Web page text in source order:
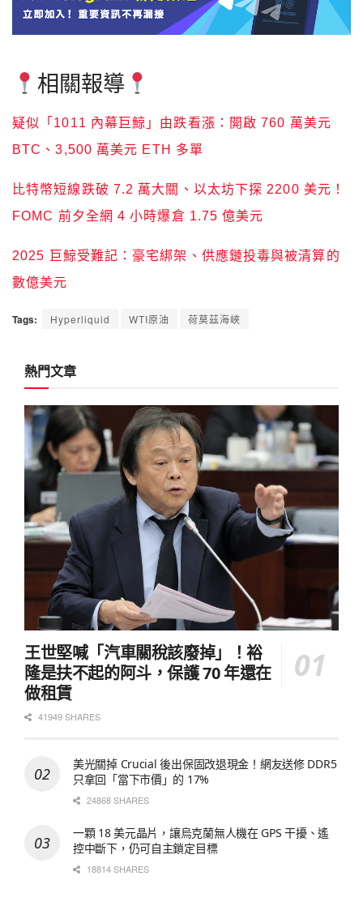
相關報導
疑似「1011 內幕巨鯨」由跌看漲：開啟 760 萬美元
BTC、3,500 萬美元 ETH 多單
比特幣短線跌破 7.2 萬大關、以太坊下探 2200 美元！
FOMC 前夕全網 4 小時爆倉 1.75 億美元
2025 巨鯨受難記：豪宅綁架、供應鏈投毒與被清算的
數億美元
Tags: Hyperliquid WTI原油 荷莫茲海峽
熱門文章
王世堅喊「汽車關稅該廢掉」！裕
隆是扶不起的阿斗，保護 70 年還在
做租賃
41949 SHARES
美光關掉 Crucial 後出保固改退現金！網友送修 DDR5
只拿回「當下市價」的 17%
24868 SHARES
一顆 18 美元晶片，讓烏克蘭無人機在 GPS 干擾、遙
控中斷下，仍可自主鎖定目標
18814 SHARES